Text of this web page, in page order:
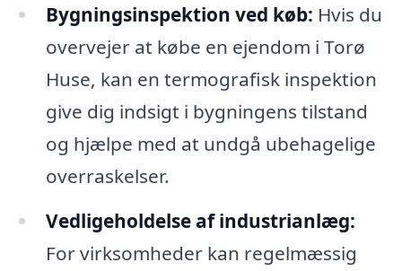
Bygningsinspektion ved køb: Hvis du
overvejer at købe en ejendom i Torø
Huse, kan en termografisk inspektion
give dig indsigt i bygningens tilstand
og hjælpe med at undgå ubehagelige
overraskelser.
Vedligeholdelse af industrianlæg:
For virksomheder kan regelmæssig